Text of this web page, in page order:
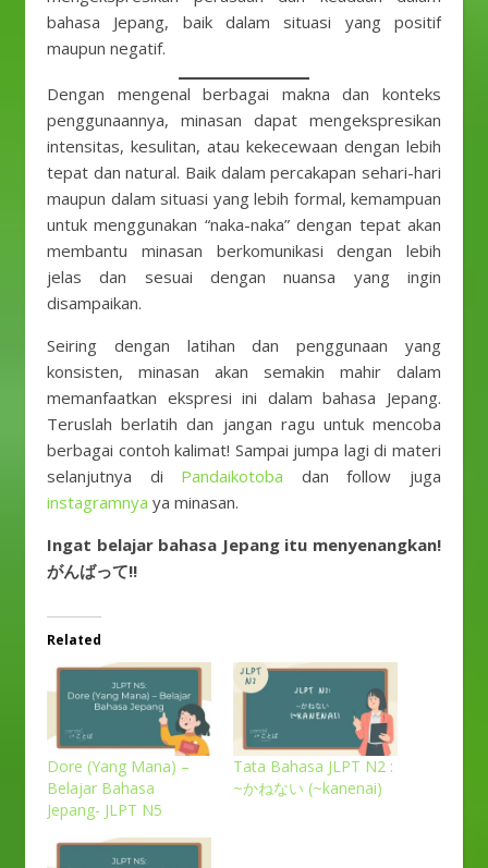
bahasa Jepang, baik dalam situasi yang positif
maupun negatif.
Dengan mengenal berbagai makna dan konteks
penggunaannya, minasan dapat mengekspresikan
intensitas, kesulitan, atau kekecewaan dengan lebih
tepat dan natural. Baik dalam percakapan sehari-hari
maupun dalam situasi yang lebih formal, kemampuan
untuk menggunakan “naka-naka” dengan tepat akan
membantu minasan berkomunikasi dengan lebih
jelas dan sesuai dengan nuansa yang ingin
disampaikan.
Seiring dengan latihan dan penggunaan yang
konsisten, minasan akan semakin mahir dalam
memanfaatkan ekspresi ini dalam bahasa Jepang.
Teruslah berlatih dan jangan ragu untuk mencoba
berbagai contoh kalimat! Sampai jumpa lagi di materi
selanjutnya di Pandaikotoba dan follow juga
instagramnya ya minasan.
Ingat belajar bahasa Jepang itu menyenangkan!
がんばって!!
Related
Dore (Yang Mana) –
Belajar Bahasa
Jepang- JLPT N5
Tata Bahasa JLPT N2 :
~かねない (~kanenai)